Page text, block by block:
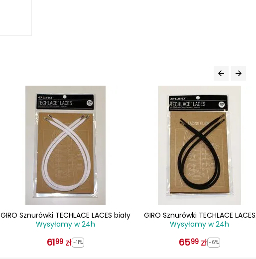
GIRO Sznurówki TECHLACE LACES biały
Wysyłamy w 24h
6199 zł -11%
GIRO Sznurówki TECHLACE LACES
czarny
Wysyłamy w 24h
6599 zł -6%